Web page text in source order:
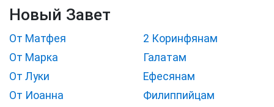
Новый Завет
От Матфея
От Марка
От Луки
От Иоанна
2 Коринфянам
Галатам
Ефесянам
Филиппийцам